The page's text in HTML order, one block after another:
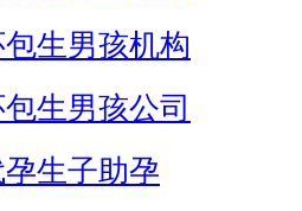
生男孩机构
生男孩公司
孕生子助孕